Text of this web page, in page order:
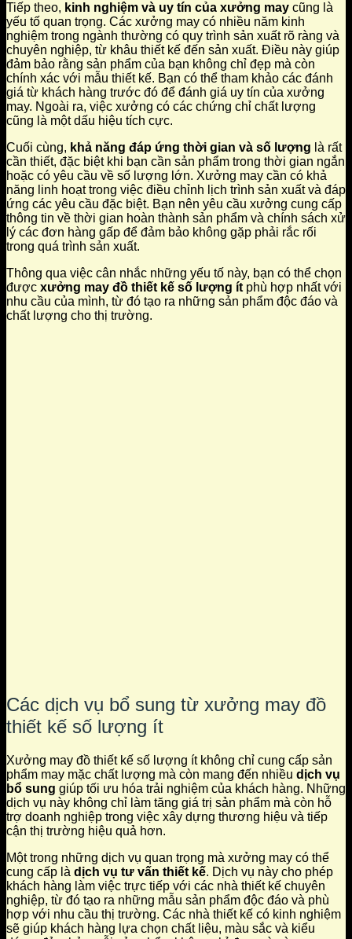
Tiếp theo, kinh nghiệm và uy tín của xưởng may cũng là
yếu tố quan trọng. Các xưởng may có nhiều năm kinh
nghiệm trong ngành thường có quy trình sản xuất rõ ràng và
chuyên nghiệp, từ khâu thiết kế đến sản xuất. Điều này giúp
đảm bảo rằng sản phẩm của bạn không chỉ đẹp mà còn
chính xác với mẫu thiết kế. Bạn có thể tham khảo các đánh
giá từ khách hàng trước đó để đánh giá uy tín của xưởng
may. Ngoài ra, việc xưởng có các chứng chỉ chất lượng
cũng là một dấu hiệu tích cực.
Cuối cùng, khả năng đáp ứng thời gian và số lượng là rất
cần thiết, đặc biệt khi bạn cần sản phẩm trong thời gian ngắn
hoặc có yêu cầu về số lượng lớn. Xưởng may cần có khả
năng linh hoạt trong việc điều chỉnh lịch trình sản xuất và đáp
ứng các yêu cầu đặc biệt. Bạn nên yêu cầu xưởng cung cấp
thông tin về thời gian hoàn thành sản phẩm và chính sách xử
lý các đơn hàng gấp để đảm bảo không gặp phải rắc rối
trong quá trình sản xuất.
Thông qua việc cân nhắc những yếu tố này, bạn có thể chọn
được xưởng may đồ thiết kế số lượng ít phù hợp nhất với
nhu cầu của mình, từ đó tạo ra những sản phẩm độc đáo và
chất lượng cho thị trường.
Các dịch vụ bổ sung từ xưởng may đồ
thiết kế số lượng ít
Xưởng may đồ thiết kế số lượng ít không chỉ cung cấp sản
phẩm may mặc chất lượng mà còn mang đến nhiều dịch vụ
bổ sung giúp tối ưu hóa trải nghiệm của khách hàng. Những
dịch vụ này không chỉ làm tăng giá trị sản phẩm mà còn hỗ
trợ doanh nghiệp trong việc xây dựng thương hiệu và tiếp
cận thị trường hiệu quả hơn.
Một trong những dịch vụ quan trọng mà xưởng may có thể
cung cấp là dịch vụ tư vấn thiết kế. Dịch vụ này cho phép
khách hàng làm việc trực tiếp với các nhà thiết kế chuyên
nghiệp, từ đó tạo ra những mẫu sản phẩm độc đáo và phù
hợp với nhu cầu thị trường. Các nhà thiết kế có kinh nghiệm
sẽ giúp khách hàng lựa chọn chất liệu, màu sắc và kiểu